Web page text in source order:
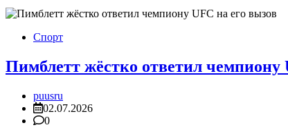
Спорт
Пимблетт жёстко ответил чемпиону
puusru
02.07.2026
0